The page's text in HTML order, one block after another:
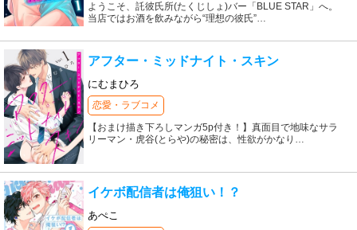
ようこそ、託彼氏所(たくじしょ)バー「BLUE STAR」へ。
当店ではお酒を飲みながら“理想の彼氏”…
アフター・ミッドナイト・スキン
にむまひろ
恋愛・ラブコメ
【おまけ描き下ろしマンガ5p付き！】真面目で地味なサラ
リーマン・虎谷(とらや)の秘密は、性欲がかなり …
イケボ配信者は俺狙い！？
あぺこ